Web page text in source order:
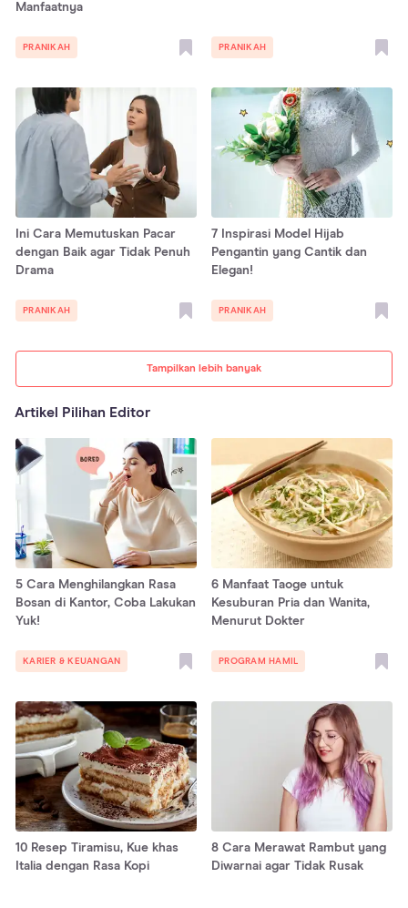
Tampilkan lebih banyak
Manfaatnya
PRANIKAH PRANIKAH
Ini Cara Memutuskan Pacar
dengan Baik agar Tidak Penuh
Drama
PRANIKAH
7 Inspirasi Model Hijab
Pengantin yang Cantik dan
Elegan!
PRANIKAH
Artikel Pilihan Editor
5 Cara Menghilangkan Rasa
Bosan di Kantor, Coba Lakukan
Yuk!
KARIER & KEUANGAN
6 Manfaat Taoge untuk
Kesuburan Pria dan Wanita,
Menurut Dokter
PROGRAM HAMIL
10 Resep Tiramisu, Kue khas
Italia dengan Rasa Kopi
8 Cara Merawat Rambut yang
Diwarnai agar Tidak Rusak